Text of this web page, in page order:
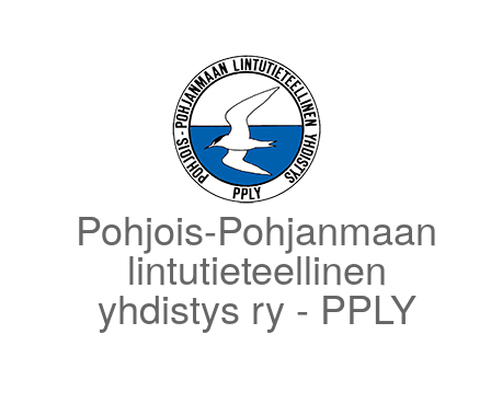
Pohjois-Pohjanmaan
lintutieteellinen
yhdistys ry - PPLY